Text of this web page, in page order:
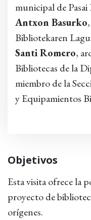
municipal de
Antxon Basurko
Bibliotekaren
Santi Romero,
Bibliotecas de la
miembro de la
y Equipamientos
Objetivos
Esta visita ofrece la
proyecto de
orígenes.